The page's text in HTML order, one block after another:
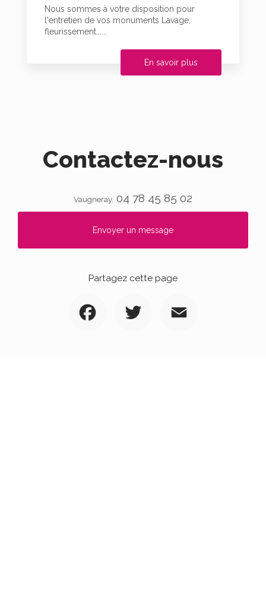
Nous sommes à votre disposition pour
l'entretien de vos monuments Lavage,
fleurissement......
En savoir plus
Contactez-nous
Vaugneray. 04 78 45 85 02
Envoyer un message
Partagez cette page